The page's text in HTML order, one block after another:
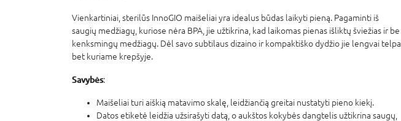
Vienkartiniai, sterilūs InnoGIO maišeliai yra idealus būdas laikyti pieną. Pagaminti iš
saugių medžiagų, kuriose nėra BPA, jie užtikrina, kad laikomas pienas išliktų šviežias ir be
kenksmingų medžiagų. Dėl savo subtilaus dizaino ir kompaktiško dydžio jie lengvai telpa
bet kuriame krepšyje.
Savybės:
Maišeliai turi aiškią matavimo skalę, leidžiančią greitai nustatyti pieno kiekį.
Datos etiketė leidžia užsirašyti datą, o aukštos kokybės dangtelis užtikrina saugų,